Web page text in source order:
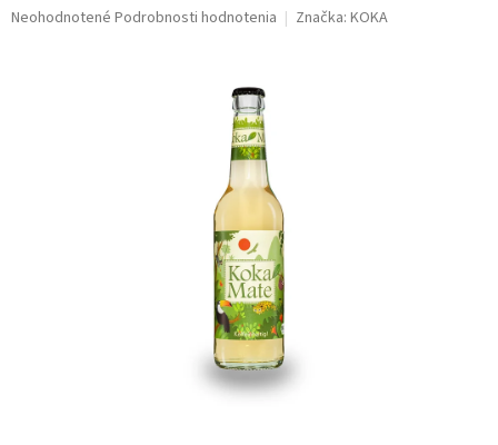
Priemerné
Neohodnotené Podrobnosti hodnotenia Značka: KOKA